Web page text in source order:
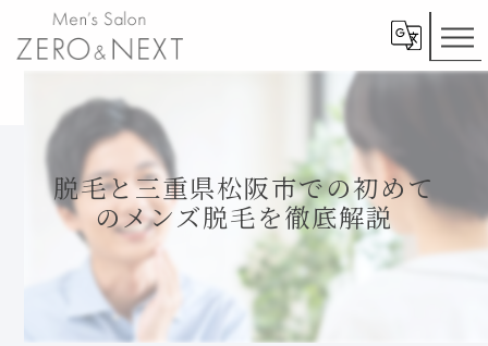
脱毛と三重県松阪市での初めて
のメンズ脱毛を徹底解説